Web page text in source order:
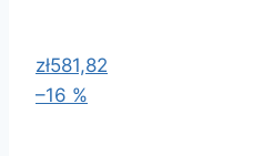
zł581,82
–16 %